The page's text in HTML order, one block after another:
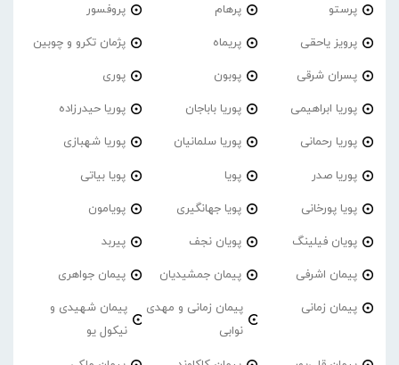
پرستو پرهام پروفسور
پرویز یاحقی پریماه پژمان تکرو و چوبین
پسران شرقی پوبون پوری
پوریا ابراهیمی پوریا باباجان پوریا حیدرزاده
پوریا رحمانی پوریا سلمانیان پوریا شهبازی
پوریا صدر پویا پویا بیاتی
پویا پورخانی پویا جهانگیری پویامون
پویان فیلینگ پویان نجف پیربد
پیمان اشرفی پیمان جمشیدیان پیمان جواهری
پیمان زمانی
پیمان زمانی و مهدی
نوابی
پیمان شهیدی و
نیکول یو